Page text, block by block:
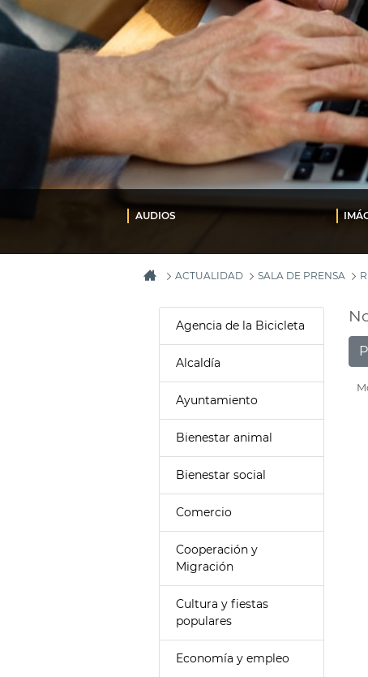
AUDIOS
ACTUALIDAD SALA DE PRENSA
Agencia de la Bicicleta
Alcaldía
Ayuntamiento
Bienestar animal
Bienestar social
Comercio
Cooperación y
Migración
Cultura y fiestas
populares
Economía y empleo